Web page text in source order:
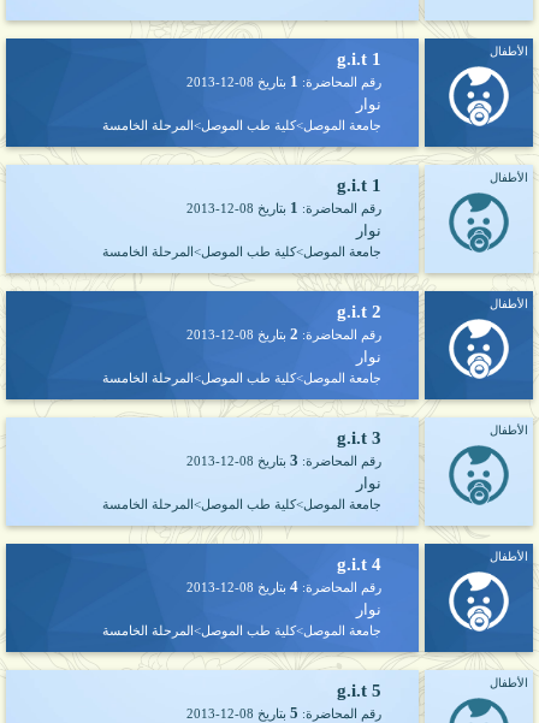
الأطفال g.i.t 1
رقم المحاضرة: 1 بتاريخ 2013-12-08
نوار
جامعة الموصل>كلية طب الموصل>المرحلة الخامسة
الأطفال g.i.t 1
رقم المحاضرة: 1 بتاريخ 2013-12-08
نوار
جامعة الموصل>كلية طب الموصل>المرحلة الخامسة
الأطفال g.i.t 2
رقم المحاضرة: 2بتاريخ 2013-12-08
نوار
جامعة الموصل>كلية طب الموصل>المرحلة الخامسة
الأطفال g.i.t 3
رقم المحاضرة: 3بتاريخ 2013-12-08
نوار
جامعة الموصل>كلية طب الموصل>المرحلة الخامسة
الأطفال g.i.t 4
رقم المحاضرة: 4بتاريخ 2013-12-08
نوار
جامعة الموصل>كلية طب الموصل>المرحلة الخامسة
الأطفال g.i.t 5
رقم المحاضرة: 5بتاريخ 2013-12-08